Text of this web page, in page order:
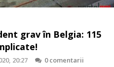
grav în Belgia: 115
20:27
0 comentarii